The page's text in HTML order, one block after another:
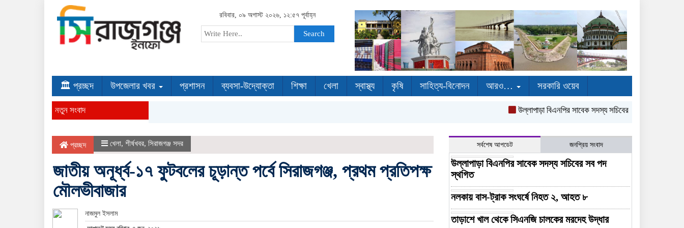
রবিবার, ০৯ অগাস্ট ২০২৬, ১২:৫৭ পূর্বাহ্ন
Search
🏛 প্রচ্ছদ উপজেলার খবর প্রশাসন ব্যবসা-উদ্যোক্তা শিক্ষা খেলা স্বাস্থ্য কৃষি সাহিত্য-বিনোদন আরও… সরকারি ওয়েব
নতুন সংবাদ উল্লাপাড়া বিএনপির সাবেক সদস্য সচিবের সব পদ স্থগিত
প্রচ্ছদ খেলা, শীর্ষখবর, সিরাজগঞ্জ সদর
জাতীয় অনূর্ধ্ব-১৭ ফুটবলের চূড়ান্ত পর্বে সিরাজগঞ্জ, প্রথম প্রতিপক্ষ
মৌলভীবাজার
নাজমুল ইসলাম
সর্বশেষ আপডেট জনপ্রিয় সংবাদ
উল্লাপাড়া বিএনপির সাবেক সদস্য সচিবের সব পদ
স্থগিত
নলকায় বাস-ট্রাক সংঘর্ষে নিহত ২, আহত ৮
তাড়াশে খাল থেকে সিএনজি চালকের মরদেহ উদ্ধার